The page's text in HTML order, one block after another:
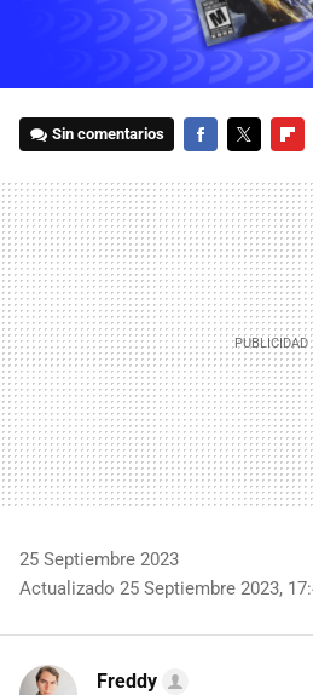
Sin comentarios
25 Septiembre 2023
Actualizado 25 Septiembre 2023,
Freddy